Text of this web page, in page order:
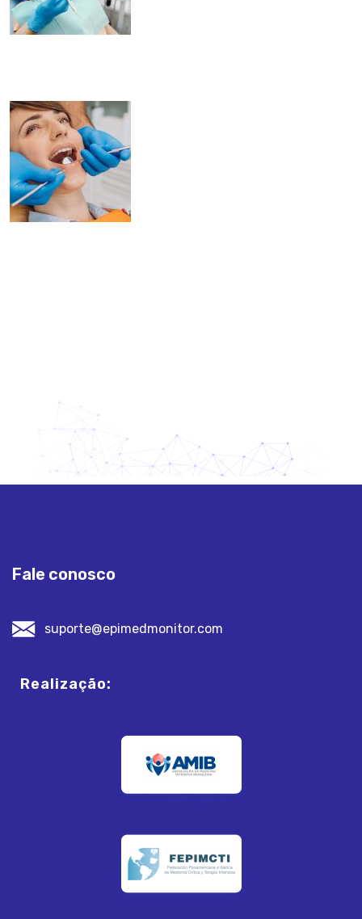
Fale conosco
suporte@epimedmonitor.com
Realização: